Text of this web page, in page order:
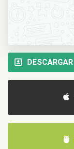
DESCARGAR